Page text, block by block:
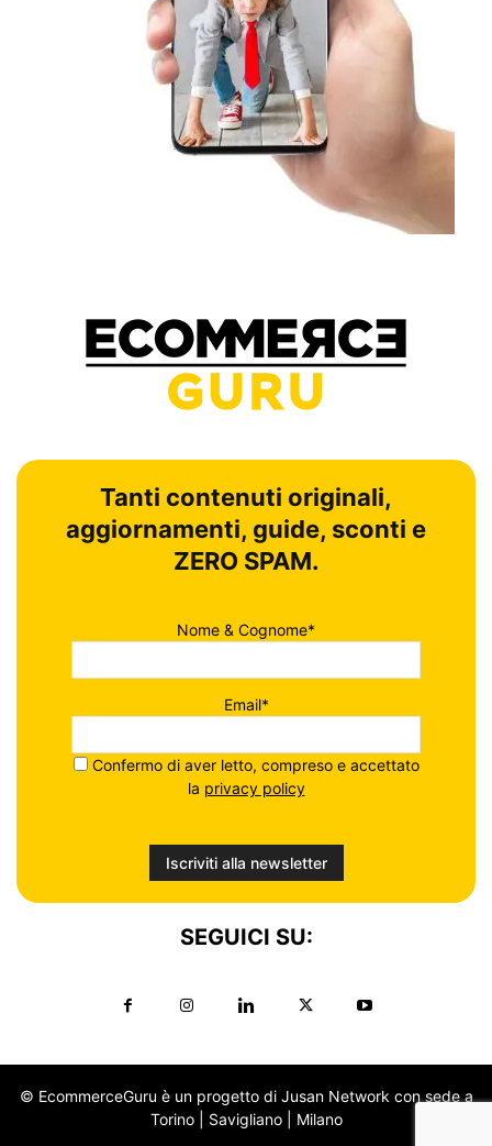
Tanti contenuti originali,
aggiornamenti, guide, sconti e
ZERO SPAM.
Nome & Cognome*
Email*
Confermo di aver letto, compreso e accettato
la privacy policy
SEGUICI SU:
© EcommerceGuru è un progetto di Jusan Network con sede a
Torino | Savigliano | Milano